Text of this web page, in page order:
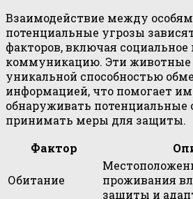
Взаимодействие между
потенциальные угрозы
факторов, включая социальное
коммуникацию. Эти животные
уникальной способностью
информацией, что помогает
обнаруживать потенциальные
принимать меры для защиты.
Фактор
Обитание
проживания
защиты и